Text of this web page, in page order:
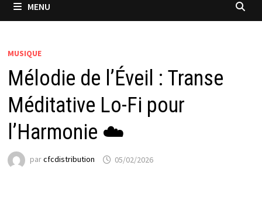
MENU
MUSIQUE
Mélodie de l’Éveil : Transe
Méditative Lo-Fi pour
l’Harmonie ☁️
parcfcdistribution 05/02/2026